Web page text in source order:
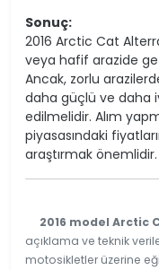
Sonuç:
2016 Arctic Cat
veya hafif arazide
Ancak, zorlu
daha güçlü ve daha
edilmelidir. Alım
piyasasındaki
araştırmak önemlidir.
2016 model Arctic
açıklama ve teknik
motosikletler üzerine